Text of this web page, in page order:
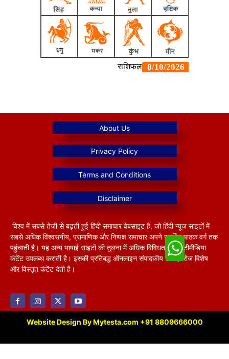
विश्व में सबसे तेजी से बढ़ती हुई हिंदी समाचार वेबसाइट है, जो हिंदी न्यूज साइटों में
सबसे अधिक विश्वसनीय, प्रामाणिक और निष्पक्ष समाचार अपने समर्पित पाठक वर्ग तक
पहुंचाती है। यह अन्य भाषाई साइटों की तुलना में अधिक विविधतापूर्ण मल्टीमीडिया
कंटेंट उपलब्ध कराती है। इसकी प्रतिबद्ध ऑनलाइन संपादकीय टीम हररोज विशेष
और विस्तृत कंटेंट देती है।
Website Design By Mytesta.com +91 8809666000